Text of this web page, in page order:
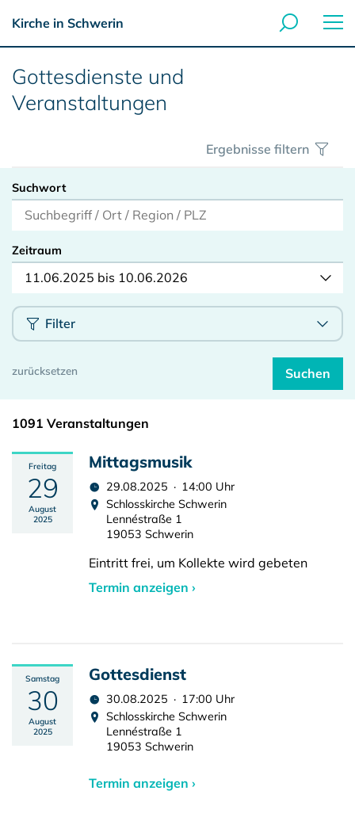
Kirche in Schwerin
Gottesdienste und
Veranstaltungen
Ergebnisse filtern
Suchwort
Zeitraum
11.06.2025 bis 10.06.2026
Filter
1091 Veranstaltungen
Freitag
29
August
2025
Mittagsmusik
29.08.2025 · 14:00 Uhr
Schlosskirche Schwerin
Lennéstraße 1
19053 Schwerin
Eintritt frei, um Kollekte wird gebeten
Termin anzeigen ›
Samstag
30
August
2025
Gottesdienst
30.08.2025 · 17:00 Uhr
Schlosskirche Schwerin
Lennéstraße 1
19053 Schwerin
Termin anzeigen ›